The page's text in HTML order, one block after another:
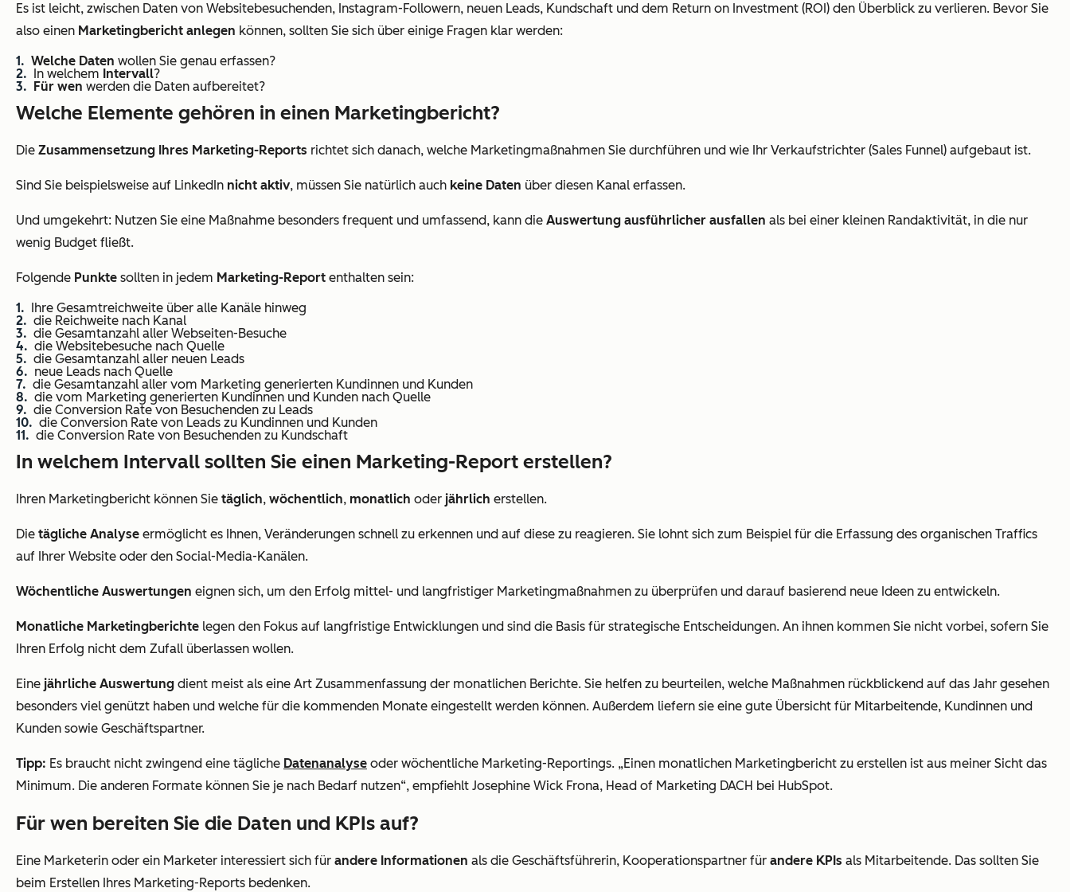
Es ist leicht, zwischen Daten von Websitebesuchenden, Instagram-Followern, neuen Leads, Kundschaft und dem Return on Investment (ROI) den Überblick zu verlieren. Bevor Sie
also einen Marketingbericht anlegen können, sollten Sie sich über einige Fragen klar werden:
Welche Daten wollen Sie genau erfassen?
In welchem Intervall?
Für wen werden die Daten aufbereitet?
Welche Elemente gehören in einen Marketingbericht?
Die Zusammensetzung Ihres Marketing-Reports richtet sich danach, welche Marketingmaßnahmen Sie durchführen und wie Ihr Verkaufstrichter (Sales Funnel) aufgebaut ist.
Sind Sie beispielsweise auf LinkedIn nicht aktiv, müssen Sie natürlich auch keine Daten über diesen Kanal erfassen.
Und umgekehrt: Nutzen Sie eine Maßnahme besonders frequent und umfassend, kann die Auswertung ausführlicher ausfallen als bei einer kleinen Randaktivität, in die nur
wenig Budget fließt.
Folgende Punkte sollten in jedem Marketing-Report enthalten sein:
Ihre Gesamtreichweite über alle Kanäle hinweg
die Reichweite nach Kanal
die Gesamtanzahl aller Webseiten-Besuche
die Websitebesuche nach Quelle
die Gesamtanzahl aller neuen Leads
neue Leads nach Quelle
die Gesamtanzahl aller vom Marketing generierten Kundinnen und Kunden
die vom Marketing generierten Kundinnen und Kunden nach Quelle
die Conversion Rate von Besuchenden zu Leads
die Conversion Rate von Leads zu Kundinnen und Kunden
die Conversion Rate von Besuchenden zu Kundschaft
In welchem Intervall sollten Sie einen Marketing-Report erstellen?
Ihren Marketingbericht können Sie täglich, wöchentlich, monatlich oder jährlich erstellen.
Die tägliche Analyse ermöglicht es Ihnen, Veränderungen schnell zu erkennen und auf diese zu reagieren. Sie lohnt sich zum Beispiel für die Erfassung des organischen Traffics
auf Ihrer Website oder den Social-Media-Kanälen.
Wöchentliche Auswertungen eignen sich, um den Erfolg mittel- und langfristiger Marketingmaßnahmen zu überprüfen und darauf basierend neue Ideen zu entwickeln.
Monatliche Marketingberichte legen den Fokus auf langfristige Entwicklungen und sind die Basis für strategische Entscheidungen. An ihnen kommen Sie nicht vorbei, sofern Sie
Ihren Erfolg nicht dem Zufall überlassen wollen.
Eine jährliche Auswertung dient meist als eine Art Zusammenfassung der monatlichen Berichte. Sie helfen zu beurteilen, welche Maßnahmen rückblickend auf das Jahr gesehen
besonders viel genützt haben und welche für die kommenden Monate eingestellt werden können. Außerdem liefern sie eine gute Übersicht für Mitarbeitende, Kundinnen und
Kunden sowie Geschäftspartner.
Tipp: Es braucht nicht zwingend eine tägliche Datenanalyse oder wöchentliche Marketing-Reportings. „Einen monatlichen Marketingbericht zu erstellen ist aus meiner Sicht das
Minimum. Die anderen Formate können Sie je nach Bedarf nutzen“, empfiehlt Josephine Wick Frona, Head of Marketing DACH bei HubSpot.
Für wen bereiten Sie die Daten und KPIs auf?
Eine Marketerin oder ein Marketer interessiert sich für andere Informationen als die Geschäftsführerin, Kooperationspartner für andere KPIs als Mitarbeitende. Das sollten Sie
beim Erstellen Ihres Marketing-Reports bedenken.